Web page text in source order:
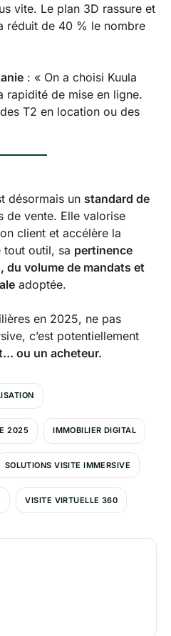
vite. Le plan 3D rassure et
réduit de 40 % le nombre
: « On a choisi Kuula
rapidité de mise en ligne.
T2 en location ou des
désormais un standard de
de vente. Elle valorise
client et accélère la
tout outil, sa pertinence
du volume de mandats et
adoptée.
en 2025, ne pas
c’est potentiellement
ou un acheteur.
2025 IMMOBILIER DIGITAL
SOLUTIONS VISITE IMMERSIVE
VISITE VIRTUELLE 360